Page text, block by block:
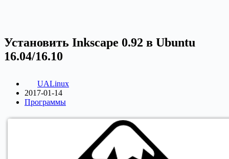
Установить Inkscape 0.92 в Ubuntu
16.04/16.10
UALinux
2017-01-14
Программы